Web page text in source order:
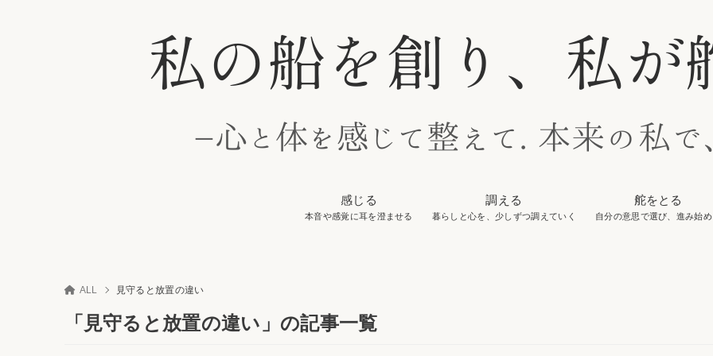
感じる
本音や感覚に耳を澄ませる
調える
暮らしと心を、少しずつ調えていく
舵をとる
自分の意思で選び、進み始
ALL 見守ると放置の違い
「見守ると放置の違い」の記事一覧